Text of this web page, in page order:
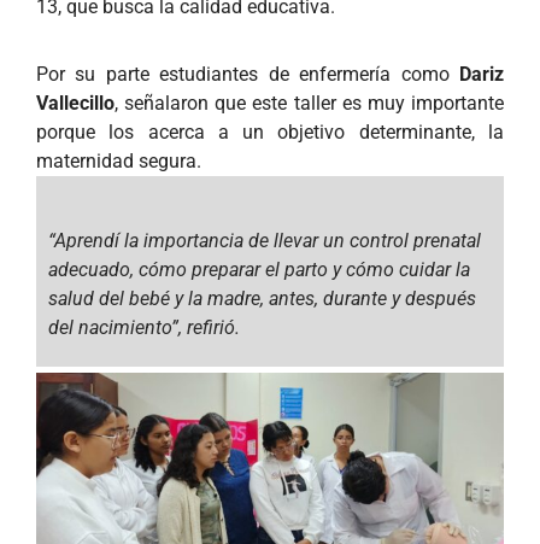
13, que busca la calidad educativa.
Por su parte estudiantes de enfermería como Dariz
Vallecillo, señalaron que este taller es muy importante
porque los acerca a un objetivo determinante, la
maternidad segura.
“Aprendí la importancia de llevar un control prenatal
adecuado, cómo preparar el parto y cómo cuidar la
salud del bebé y la madre, antes, durante y después
del nacimiento”, refirió.